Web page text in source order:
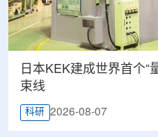
日本KEK建成世界首个“
束线
科研 2026-08-07